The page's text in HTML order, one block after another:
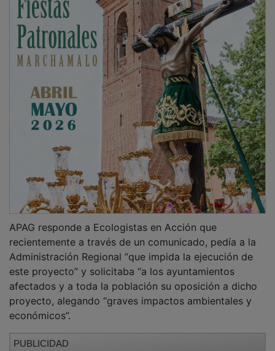
recientemente a través de un comunicado, pedía a la
Administración Regional “que impida la ejecución de
este proyecto” y solicitaba “a los ayuntamientos
afectados y a toda la población su oposición a dicho
proyecto, alegando “graves impactos ambientales y
económicos”.